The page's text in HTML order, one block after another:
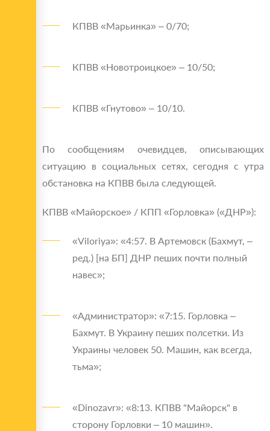
КПВВ «Марьинка» – 0/70;
КПВВ «Новотроицкое» – 10/50;
КПВВ «Гнутово» – 10/10.
По сообщениям очевидцев, описывающих
ситуацию в социальных сетях, сегодня с утра
обстановка на КПВВ была следующей.
КПВВ «Майорское» / КПП «Горловка» («ДНР»):
«Viloriya»: «4:57. В Артемовск (Бахмут, –
ред.) [на БП] ДНР пеших почти полный
навес»;
«Администратор»: «7:15. Горловка –
Бахмут. В Украину пеших полсетки. Из
Украины человек 50. Машин, как всегда,
тьма»;
«Dinozavr»: «8:13. КПВВ "Майорск" в
сторону Горловки – 10 машин».